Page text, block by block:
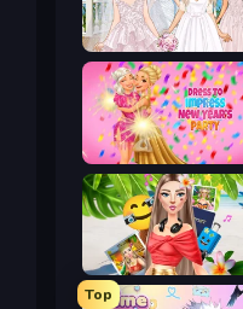
Model Wedding
Top